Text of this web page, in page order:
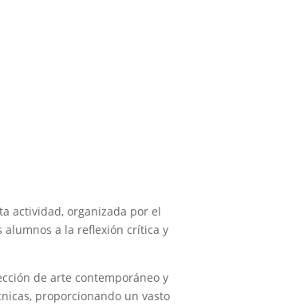
actividad, organizada por el
alumnos a la reflexión crítica y
de arte contemporáneo y
proporcionando un vasto